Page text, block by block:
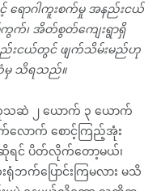
င့် ရောဂါကူးစက်မှု အနည်းငယ်
ပ်ကွက်၊ အိတ်စွတ်ကျေးရွာရှိ
ည်းငယ်တွင် ဖျက်သိမ်းမည်ဟု
မှ သိရသည်။
သဆဲ ၂ ယောက် ၃ ယောက်
လောက် စောင့်ကြည့်အုံး
ဆိုရင် ပိတ်လိုက်တော့မယ်၊
က်ပြောင်းကြမလား မသိ